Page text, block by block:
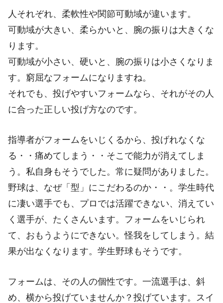
人それぞれ、柔軟性や関節可動域が違います。
可動域が大きい、柔らかいと、腕の振りは大きくな
ります。
可動域が小さい、硬いと、腕の振りは小さくなりま
す。窮屈なフォームになりますね。
それでも、投げやすいフォームなら、それがその人
に合った正しい投げ方なのです。
指導者がフォームをいじくるから、投げれなくな
る・・痛めてしまう・・そこで能力が消えてしま
う。私自身もそうでした。常に疑問がありました。
野球は、なぜ「型」にこだわるのか・・。学生時代
に凄い選手でも、プロでは活躍できない、消えてい
く選手が、たくさんいます。フォームをいじられ
て、おもうようにできない。怪我をしてしまう。結
果が出なくなります。学生野球もそうです。
フォームは、その人の個性です。一流選手は、斜
め、横から投げていませんか？投げています。スイ